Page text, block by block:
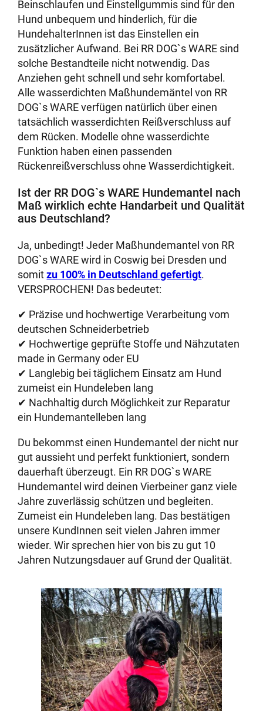
Beinschlaufen und Einstellgummis sind für den
Hund unbequem und hinderlich, für die
HundehalterInnen ist das Einstellen ein
zusätzlicher Aufwand. Bei RR DOG`s WARE sind
solche Bestandteile nicht notwendig. Das
Anziehen geht schnell und sehr komfortabel.
Alle wasserdichten Maßhundemäntel von RR
DOG`s WARE verfügen natürlich über einen
tatsächlich wasserdichten Reißverschluss auf
dem Rücken. Modelle ohne wasserdichte
Funktion haben einen passenden
Rückenreißverschluss ohne Wasserdichtigkeit.
Ist der RR DOG`s WARE Hundemantel nach
Maß wirklich echte Handarbeit und Qualität
aus Deutschland?
Ja, unbedingt! Jeder Maßhundemantel von RR
DOG`s WARE wird in Coswig bei Dresden und
somitzu 100% in Deutschland gefertigt.
VERSPROCHEN! Das bedeutet:
✔ Präzise und hochwertige Verarbeitung vom
deutschen Schneiderbetrieb
✔ Hochwertige geprüfte Stoffe und Nähzutaten
made in Germany oder EU
✔ Langlebig bei täglichem Einsatz am Hund
zumeist ein Hundeleben lang
✔ Nachhaltig durch Möglichkeit zur Reparatur
ein Hundemantelleben lang
Du bekommst einen Hundemantel der nicht nur
gut aussieht und perfekt funktioniert, sondern
dauerhaft überzeugt. Ein RR DOG`s WARE
Hundemantel wird deinen Vierbeiner ganz viele
Jahre zuverlässig schützen und begleiten.
Zumeist ein Hundeleben lang. Das bestätigen
unsere KundInnen seit vielen Jahren immer
wieder. Wir sprechen hier von bis zu gut 10
Jahren Nutzungsdauer auf Grund der Qualität.